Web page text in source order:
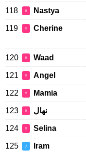
118 ♀ Nastya
119 ♀ Cherine
120 ♀ Waad
121 ♀ Angel
122 ♀ Mamia
123 ♀ نهال
124 ♀ Selina
125 ♂ Iram